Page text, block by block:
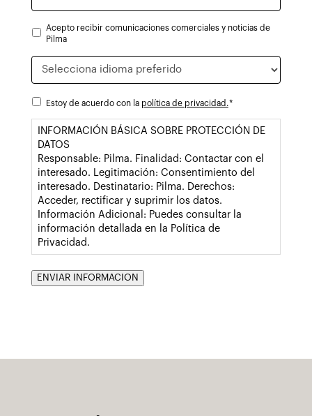
NEWSLETTER
Acepto recibir comunicaciones comerciales y noticias de
Pilma
Idioma
CONTENTIMIENTO*
Estoy de acuerdo con la política de privacidad.*
INFORMACIÓN BÁSICA SOBRE PROTECCIÓN DE
DATOS
Responsable: Pilma. Finalidad: Contactar con el
interesado. Legitimación: Consentimiento del
interesado. Destinatario: Pilma. Derechos:
Acceder, rectificar y suprimir los datos.
Información Adicional: Puedes consultar la
información detallada en la Política de
Privacidad.
ENVIAR INFORMACION